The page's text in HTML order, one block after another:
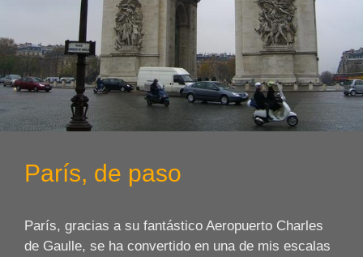
París, de paso
París, gracias a su fantástico Aeropuerto Charles
de Gaulle, se ha convertido en una de mis escalas